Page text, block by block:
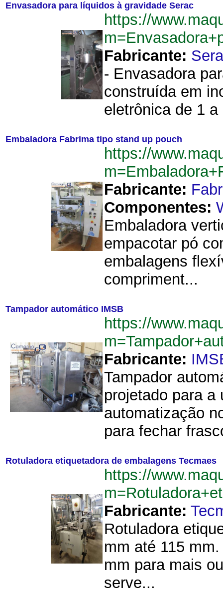
Envasadora para líquidos à gravidade Serac
https://
Fabricante:
- Envasadora
construída em
eletrônica de 1
Embaladora Fabrima tipo stand up pouch
https://
Fabricante:
Componentes:
Embaladora
empacotar pó
embalagens
compriment...
Tampador automático IMSB
https://
Fabricante:
Tampador
projetado para
automatização
para fechar
Rotuladora etiquetadora de embalagens Tecmaes
https://
Fabricante:
Rotuladora
mm até 115
mm para mais
serve...